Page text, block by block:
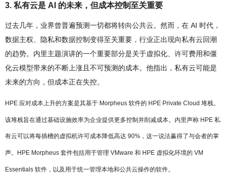
3. 私有云是 AI 的未来，但成本控制至关重要
过去几年，业界曾普遍预测一切都将转向公共云。然而，在 AI 时代，
数据主权、隐私和数据控制变得至关重要，行业正出现向私有云回潮
的趋势。内里主题演讲的一个重要部分是关于虚拟化、许可费用和僵
化云模型带来的不断上涨且不可预测的成本。他指出，私有云可能是
未来的方向，但成本正在失控。
HPE 应对成本上升的方案是其基于 Morpheus 软件的 HPE Private Cloud 堆栈。
该堆栈旨在通过基础设施效率为企业提供更多控制并削减成本。内里声称 HPE 私
有云可以将每插槽的虚拟机许可成本降低高达 90%，这一说法赢得了与会者的掌
声。HPE Morpheus 套件包括用于管理 VMware 和 HPE 虚拟化环境的 VM
Essentials 软件，以及用于统一管理本地和公共云操作的软件。